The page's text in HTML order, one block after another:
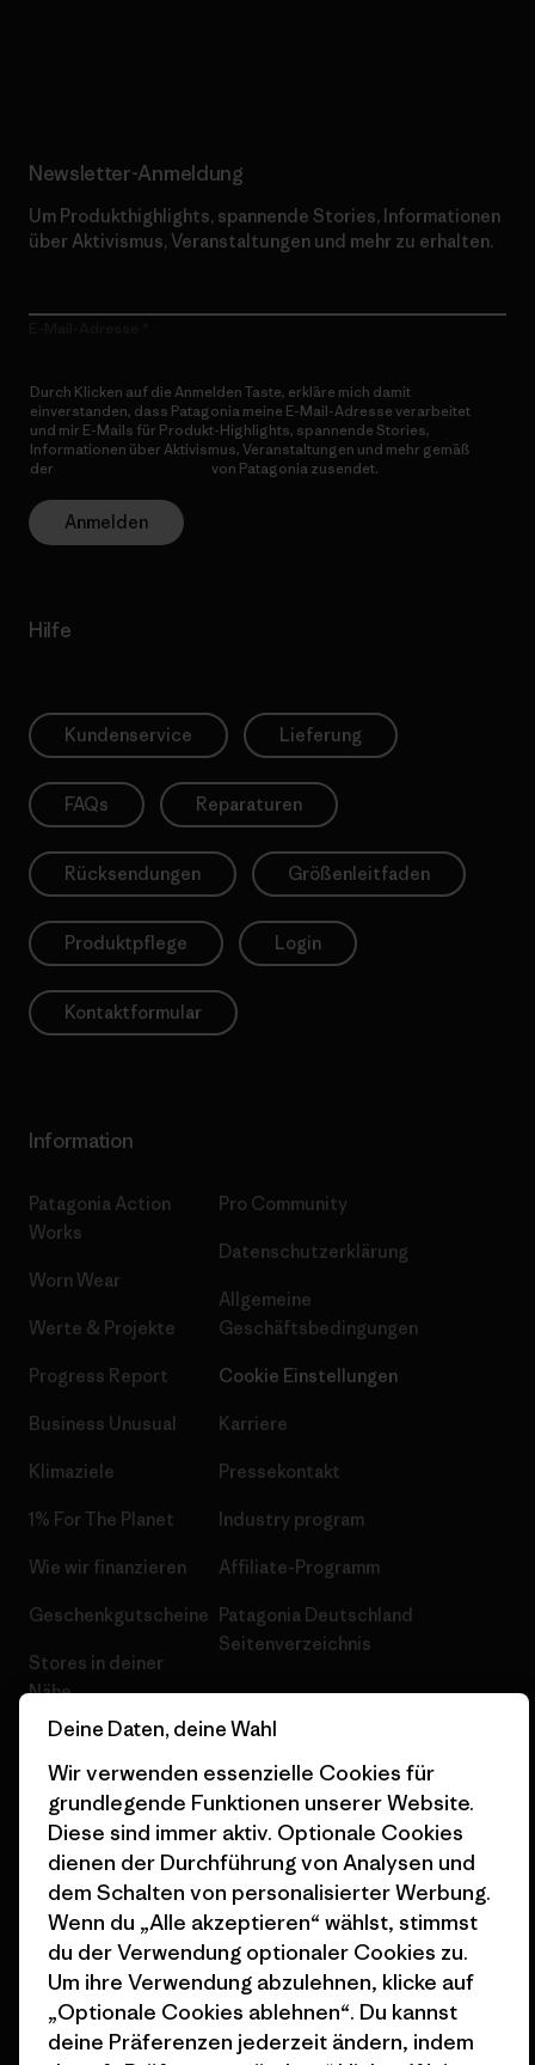
Newsletter-Anmeldung
Um Produkthighlights, spannende Stories, Informationen
über Aktivismus, Veranstaltungen und mehr zu erhalten.
Durch Klicken auf die Anmelden Taste, erkläre mich damit
einverstanden, dass Patagonia meine E-Mail-Adresse verarbeitet
und mir E-Mails für Produkt-Highlights, spannende Stories,
Informationen über Aktivismus, Veranstaltungen und mehr gemäß
der
von Patagonia zusendet.
Anmelden
Hilfe
Kundenservice Lieferung
FAQs Reparaturen
Rücksendungen Größenleitfaden
Produktpflege Login
Kontaktformular
Information
Patagonia Action
Works
Worn Wear
Werte & Projekte
Progress Report
Business Unusual
Klimaziele
1% For The Planet
Wie wir finanzieren
Geschenkgutscheine
Stores in deiner
Nähe
Pro Community
Datenschutzerklärung
Allgemeine
Geschäftsbedingungen
Cookie Einstellungen
Karriere
Pressekontakt
Industry program
Affiliate-Programm
Patagonia Deutschland
Seitenverzeichnis
© 2026 Patagonia, Inc. All Rights Reserved.
Deutsch
Deine Daten, deine Wahl
Wir verwenden essenzielle Cookies für
grundlegende Funktionen unserer Website.
Diese sind immer aktiv. Optionale Cookies
dienen der Durchführung von Analysen und
dem Schalten von personalisierter Werbung.
Wenn du „Alle akzeptieren“ wählst, stimmst
du der Verwendung optionaler Cookies zu.
Um ihre Verwendung abzulehnen, klicke auf
„Optionale Cookies ablehnen“. Du kannst
deine Präferenzen jederzeit ändern, indem